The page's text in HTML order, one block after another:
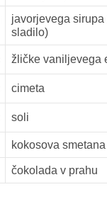
javorjevega
sladilo)
žličke vaniljevega
cimeta
soli
kokosova smetana
čokolada v prahu